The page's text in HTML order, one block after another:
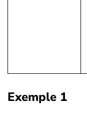
Exemple 1